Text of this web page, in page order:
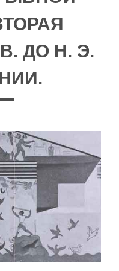
ДО Н. Э.